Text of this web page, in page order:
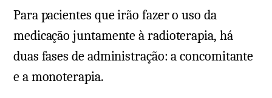
Para pacientes que irão fazer o uso da
medicação juntamente à radioterapia, há
duas fases de administração: a concomitante
e a monoterapia.